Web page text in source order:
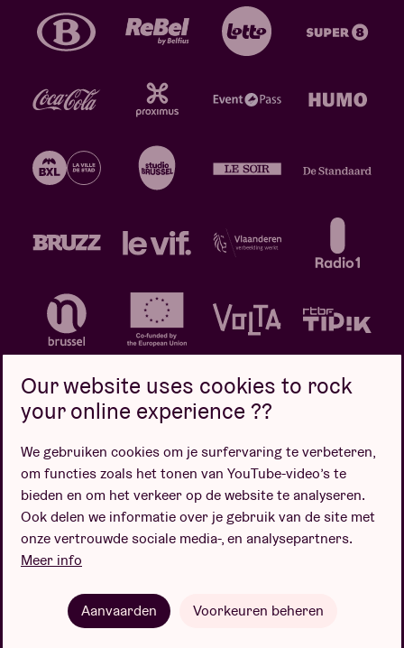
Privacybeleid Cookiebeleid
Verkoopsvoorwaarden
Design door
Our website uses cookies to rock
your online experience ??
We gebruiken cookies om je surfervaring te verbeteren,
om functies zoals het tonen van YouTube-video’s te
bieden en om het verkeer op de website te analyseren.
Ook delen we informatie over je gebruik van de site met
onze vertrouwde sociale media-, en analysepartners.
Meer info
Aanvaarden Voorkeuren beheren